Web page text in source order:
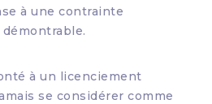
à une contrainte
à un licenciement
se considérer comme